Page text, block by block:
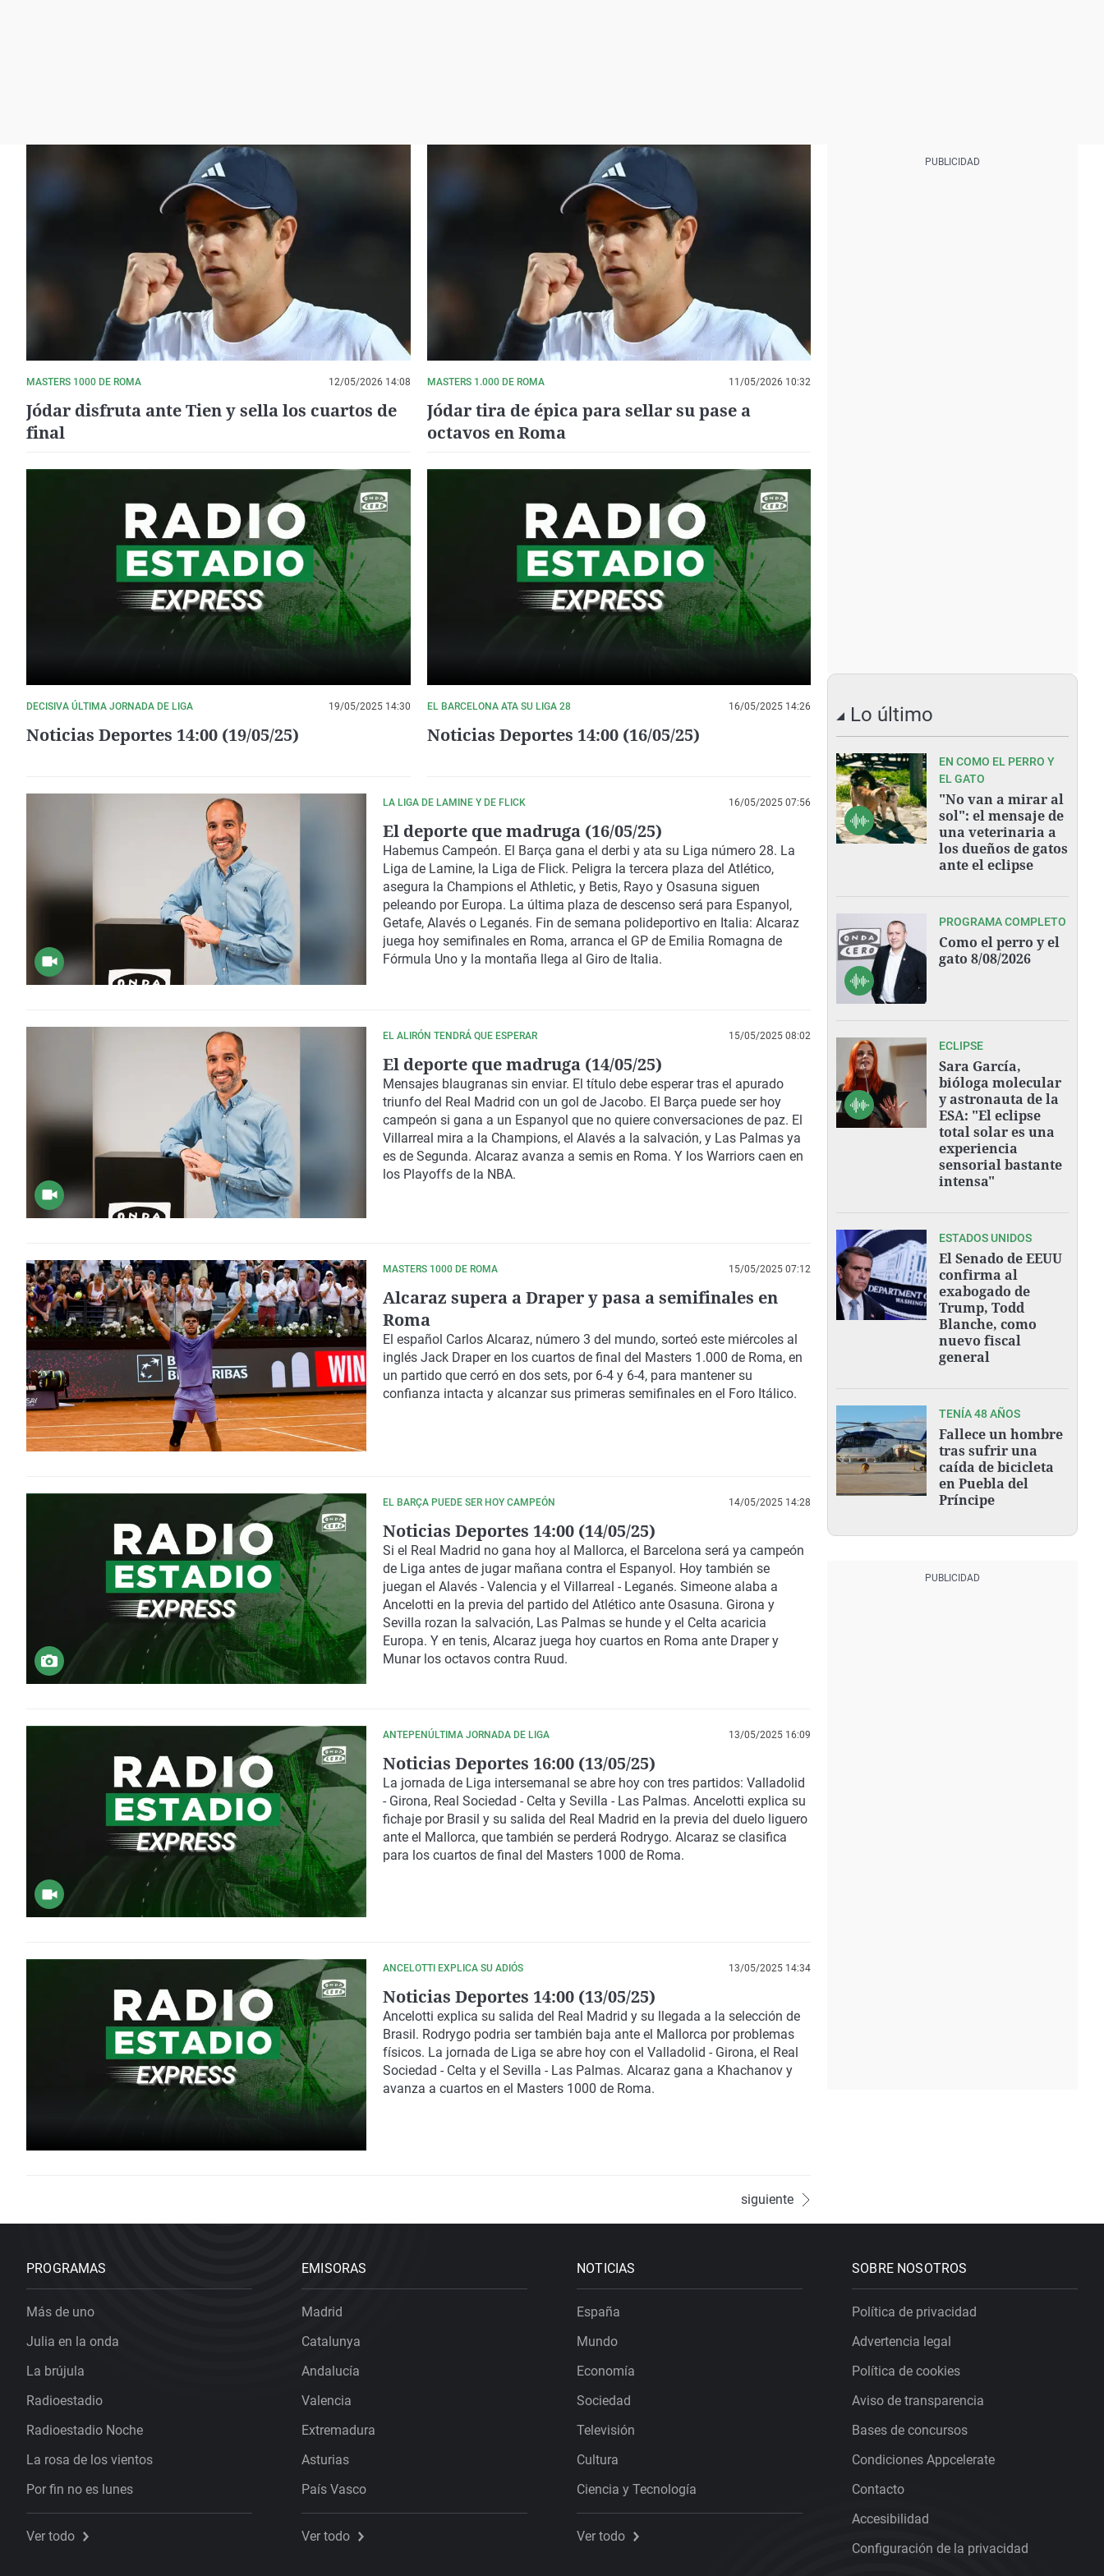
MASTERS 1000 DE ROMA 12/05/2026 14:08
Jódar disfruta ante Tien y sella los cuartos de
final
MASTERS 1.000 DE ROMA 11/05/2026 10:32
Jódar tira de épica para sellar su pase a
octavos en Roma
DECISIVA ÚLTIMA JORNADA DE LIGA 19/05/2025 14:30
Noticias Deportes 14:00 (19/05/25)
EL BARCELONA ATA SU LIGA 28 16/05/2025 14:26
Noticias Deportes 14:00 (16/05/25)
LA LIGA DE LAMINE Y DE FLICK 16/05/2025 07:56
El deporte que madruga (16/05/25)
Habemus Campeón. El Barça gana el derbi y ata su Liga número 28. La
Liga de Lamine, la Liga de Flick. Peligra la tercera plaza del Atlético,
asegura la Champions el Athletic, y Betis, Rayo y Osasuna siguen
peleando por Europa. La última plaza de descenso será para Espanyol,
Getafe, Alavés o Leganés. Fin de semana polideportivo en Italia: Alcaraz
juega hoy semifinales en Roma, arranca el GP de Emilia Romagna de
Fórmula Uno y la montaña llega al Giro de Italia.
EL ALIRÓN TENDRÁ QUE ESPERAR 15/05/2025 08:02
El deporte que madruga (14/05/25)
Mensajes blaugranas sin enviar. El título debe esperar tras el apurado
triunfo del Real Madrid con un gol de Jacobo. El Barça puede ser hoy
campeón si gana a un Espanyol que no quiere conversaciones de paz. El
Villarreal mira a la Champions, el Alavés a la salvación, y Las Palmas ya
es de Segunda. Alcaraz avanza a semis en Roma. Y los Warriors caen en
los Playoffs de la NBA.
MASTERS 1000 DE ROMA 15/05/2025 07:12
Alcaraz supera a Draper y pasa a semifinales en
Roma
El español Carlos Alcaraz, número 3 del mundo, sorteó este miércoles al
inglés Jack Draper en los cuartos de final del Masters 1.000 de Roma, en
un partido que cerró en dos sets, por 6-4 y 6-4, para mantener su
confianza intacta y alcanzar sus primeras semifinales en el Foro Itálico.
EL BARÇA PUEDE SER HOY CAMPEÓN 14/05/2025 14:28
Noticias Deportes 14:00 (14/05/25)
Si el Real Madrid no gana hoy al Mallorca, el Barcelona será ya campeón
de Liga antes de jugar mañana contra el Espanyol. Hoy también se
juegan el Alavés - Valencia y el Villarreal - Leganés. Simeone alaba a
Ancelotti en la previa del partido del Atlético ante Osasuna. Girona y
Sevilla rozan la salvación, Las Palmas se hunde y el Celta acaricia
Europa. Y en tenis, Alcaraz juega hoy cuartos en Roma ante Draper y
Munar los octavos contra Ruud.
ANTEPENÚLTIMA JORNADA DE LIGA 13/05/2025 16:09
Noticias Deportes 16:00 (13/05/25)
La jornada de Liga intersemanal se abre hoy con tres partidos: Valladolid
- Girona, Real Sociedad - Celta y Sevilla - Las Palmas. Ancelotti explica su
fichaje por Brasil y su salida del Real Madrid en la previa del duelo liguero
ante el Mallorca, que también se perderá Rodrygo. Alcaraz se clasifica
para los cuartos de final del Masters 1000 de Roma.
ANCELOTTI EXPLICA SU ADIÓS 13/05/2025 14:34
Noticias Deportes 14:00 (13/05/25)
Ancelotti explica su salida del Real Madrid y su llegada a la selección de
Brasil. Rodrygo podria ser también baja ante el Mallorca por problemas
físicos. La jornada de Liga se abre hoy con el Valladolid - Girona, el Real
Sociedad - Celta y el Sevilla - Las Palmas. Alcaraz gana a Khachanov y
avanza a cuartos en el Masters 1000 de Roma.
siguiente
Lo último
EN COMO EL PERRO Y
EL GATO
"No van a mirar al
sol": el mensaje de
una veterinaria a
los dueños de gatos
ante el eclipse
PROGRAMA COMPLETO
Como el perro y el
gato 8/08/2026
ECLIPSE
Sara García,
bióloga molecular
y astronauta de la
ESA: "El eclipse
total solar es una
experiencia
sensorial bastante
intensa"
ESTADOS UNIDOS
El Senado de EEUU
confirma al
exabogado de
Trump, Todd
Blanche, como
nuevo fiscal
general
TENÍA 48 AÑOS
Fallece un hombre
tras sufrir una
caída de bicicleta
en Puebla del
Príncipe
PROGRAMAS
Más de uno
Julia en la onda
La brújula
Radioestadio
Radioestadio Noche
La rosa de los vientos
Por fin no es lunes
Ver todo
EMISORAS
Madrid
Catalunya
Andalucía
Valencia
Extremadura
Asturias
País Vasco
Ver todo
NOTICIAS
España
Mundo
Economía
Sociedad
Televisión
Cultura
Ciencia y Tecnología
Ver todo
SOBRE NOSOTROS
Política de privacidad
Advertencia legal
Política de cookies
Aviso de transparencia
Bases de concursos
Condiciones Appcelerate
Contacto
Accesibilidad
Configuración de la privacidad